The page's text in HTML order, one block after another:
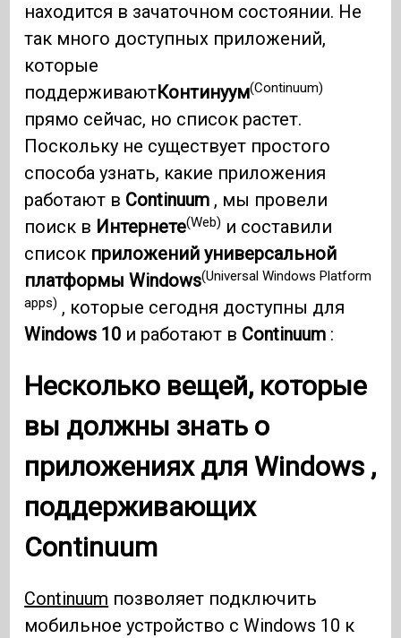
находится в зачаточном состоянии. Не
так много доступных приложений,
которые
поддерживаютКонтинуум(Continuum)
прямо сейчас, но список растет.
Поскольку не существует простого
способа узнать, какие приложения
работают в Continuum , мы провели
поиск в Интернете(Web) и составили
список приложений универсальной
платформы Windows(Universal Windows Platform
apps) , которые сегодня доступны для
Windows 10 и работают в Continuum :
Несколько вещей, которые
вы должны знать о
приложениях дляWindows ,
поддерживающих
Continuum
Continuum позволяет подключить
мобильное устройство с Windows 10 к